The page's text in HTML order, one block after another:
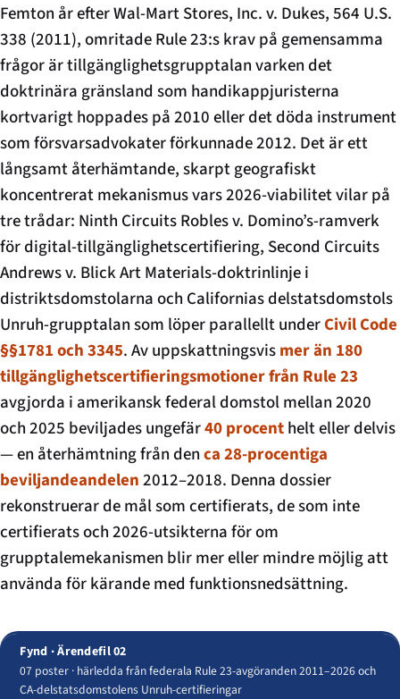
Femton år efterWal-Mart Stores, Inc. v. Dukes, 564 U.S.
338 (2011), omritade Rule 23:s krav på gemensamma
frågor är tillgänglighets­grupptalan varken det
doktrinära gränsland som handikappjuristerna
kortvarigt hoppades på 2010 eller det döda instrument
som försvarsadvokater förkunnade 2012. Det är ett
långsamt återhämtande, skarpt geografiskt
koncentrerat mekanismus vars 2026-viabilitet vilar på
tre trådar: Ninth CircuitsRobles v. Domino’s-ramverk
för digital-tillgänglighets­certifiering, Second Circuits
Andrews v. Blick Art Materials-doktrinlinje i
distriktsdomstolarna och Californias delstatsdomstols
Unruh-grupptalan som löper parallellt underCivil Code
§§1781 och 3345. Av uppskattningsvismer än 180
tillgänglighets­certifierings­motioner från Rule 23
avgjorda i amerikansk federal domstol mellan 2020
och 2025 beviljades ungefär40 procenthelt eller delvis
— en återhämtning från denca 28-procentiga
beviljandeandelen2012–2018. Denna dossier
rekonstruerar de mål som certifierats, de som inte
certifierats och 2026-utsikterna för om
grupptale­mekanismen blir mer eller mindre möjlig att
använda för kärande med funktionsnedsättning.
Fynd · Ärendefil 02
07 poster · härledda från federala Rule 23-avgöranden 2011–2026 och
CA-delstatsdomstolens Unruh-certifieringar